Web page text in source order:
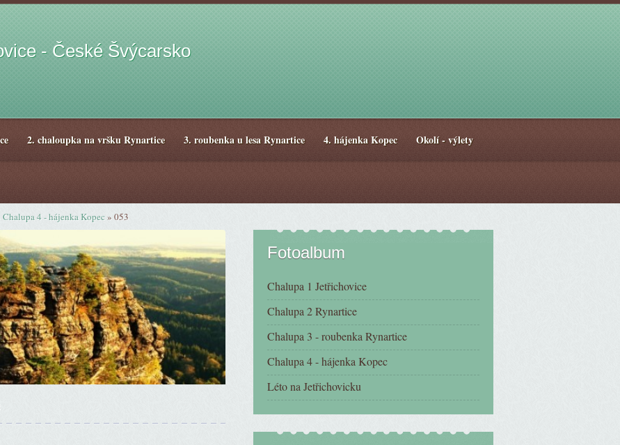
- České Švýcarsko
2. chaloupka na vršku Rynartice 3. roubenka u lesa Rynartice 4. hájenka Kopec Okolí - výlety
Chalupa 4 - hájenka Kopec» 053
Fotoalbum
Chalupa 1 Jetřichovice
Chalupa 2 Rynartice
Chalupa 3 - roubenka Rynartice
Chalupa 4 - hájenka Kopec
Léto na Jetřichovicku